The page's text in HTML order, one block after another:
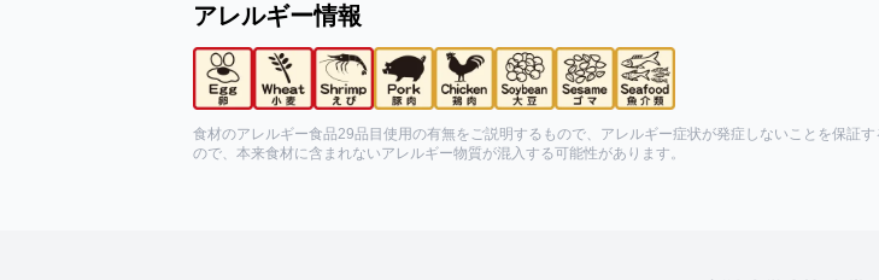
アレルギー情報
食材のアレルギー食品29品目使用の有無をご説明するもので、アレルギー症状が発症しないことを保証
ので、本来食材に含まれないアレルギー物質が混入する可能性があります。